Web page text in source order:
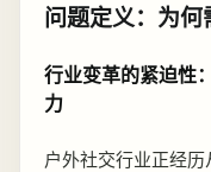
问题定义：为
行业变革的紧迫性
力
户外社交行业正经历